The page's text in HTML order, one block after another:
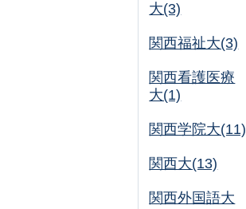
大(3)
関西福祉大(3)
関西看護医療
大(1)
関西学院大(11)
関西大(13)
関西外国語大